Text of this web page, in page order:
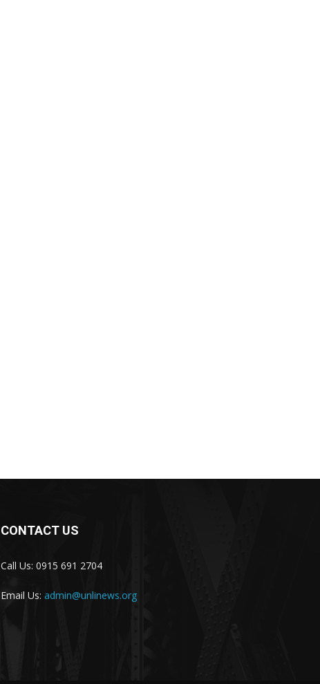
CONTACT US
Call Us: 0915 691 2704
Email Us: admin@unlinews.org